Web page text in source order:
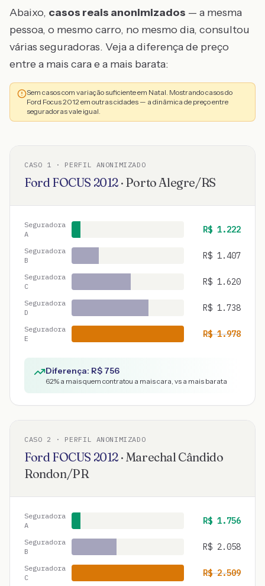
Abaixo, casos reais anonimizados — a mesma
pessoa, o mesmo carro, no mesmo dia, consultou
várias seguradoras. Veja a diferença de preço
entre a mais cara e a mais barata:
Sem casos com variação suficiente em Natal. Mostrando casos do
Ford Focus 2012 em outras cidades — a dinâmica de preço entre
seguradoras vale igual.
CASO 1 · PERFIL ANONIMIZADO
Ford FOCUS 2012 · Porto Alegre/RS
Seguradora
A
R$ 1.222
Seguradora
B
R$ 1.407
Seguradora
C
R$ 1.620
Seguradora
D
R$ 1.738
Seguradora
E
R$1.978
Diferença: R$ 756
62% a mais quem contratou a mais cara, vs a mais barata
CASO 2 · PERFIL ANONIMIZADO
Ford FOCUS 2012 · Marechal Cândido
Rondon/PR
Seguradora
A
R$ 1.756
Seguradora
B
R$ 2.058
Seguradora
C
R$2.509